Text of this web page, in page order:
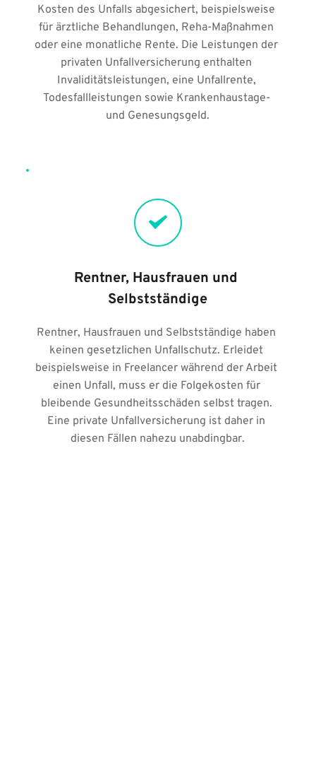
Kosten des Unfalls abgesichert, beispielsweise
für ärztliche Behandlungen, Reha-Maßnahmen
oder eine monatliche Rente. Die Leistungen der
privaten Unfallversicherung enthalten
Invaliditätsleistungen, eine Unfallrente,
Todesfallleistungen sowie Krankenhaustage-
und Genesungsgeld.
Rentner, Hausfrauen und
Selbstständige
Rentner, Hausfrauen und Selbstständige haben
keinen gesetzlichen Unfallschutz. Erleidet
beispielsweise in Freelancer während der Arbeit
einen Unfall, muss er die Folgekosten für
bleibende Gesundheitsschäden selbst tragen.
Eine private Unfallversicherung ist daher in
diesen Fällen nahezu unabdingbar.